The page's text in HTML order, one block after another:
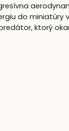
do
ktorý